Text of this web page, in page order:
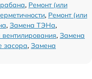
, Ремонт (или
, Ремонт (или
, Замена ТЭНа,
, Замена
засора, Замена